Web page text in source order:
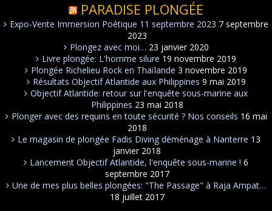
PARADISE PLONGÉE
Expo-Vente Immersion Poétique 11 septembre 2023 7 septembre
2023
Plongez avec moi… 23 janvier 2020
Livre plongée: L'homme silure 19 novembre 2019
Plongée Richelieu Rock en Thaïlande 3 novembre 2019
Résultats Objectif Atlantide aux Philippines 9 mai 2019
Objectif Atlantide: retour sur l'enquête sous-marine aux
Philippines 23 mai 2018
Plonger avec des requins en toute sécurité ? Nos conseils 16 mai
2018
Le magasin de plongée Fadis Diving déménage à Nanterre 13
janvier 2018
Lancement Objectif Atlantide, l'enquête sous-marine ! 6
septembre 2017
Une de mes plus belles plongées: "The Passage" à Raja Ampat…
18 juillet 2017